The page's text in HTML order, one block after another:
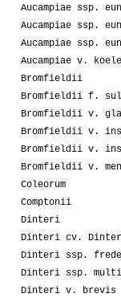
Aucampiae ssp.
Aucampiae ssp.
Aucampiae ssp.
Aucampiae v.
Bromfieldii
Bromfieldii f.
Bromfieldii v.
Bromfieldii v.
Bromfieldii v.
Bromfieldii v.
Coleorum
Comptonii
Dinteri
Dinteri cv.
Dinteri ssp.
Dinteri ssp.
Dinteri v. brevis